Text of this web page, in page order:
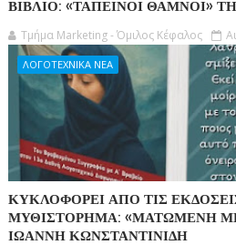
ΒΙΒΛΙΟ: «ΤΑΠΕΙΝΟΙ ΘΑΜΝΟΙ»
Τμήμα Marketing - Όμιλος Κέφαλος
ΛΟΓΟΤΕΧΝΙΚΑ ΝΕΑ
ΚΥΚΛΟΦΟΡΕΙ ΑΠΟ ΤΙΣ
ΜΥΘΙΣΤΟΡΗΜΑ: «ΜΑΤΩΜΕΝΗ
ΙΩΑΝΝΗ ΚΩΝΣΤΑΝΤΙΝΙΔΗ